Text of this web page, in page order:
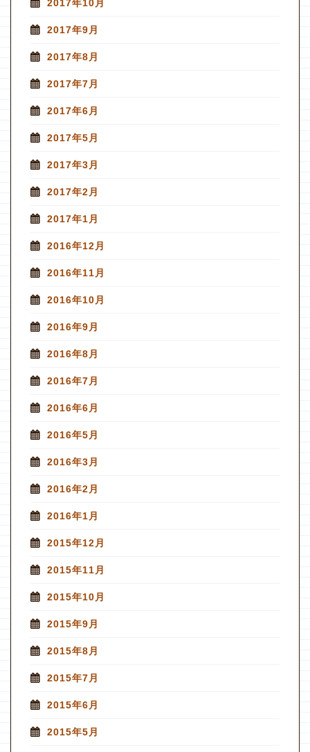
2017年10月
2017年9月
2017年8月
2017年7月
2017年6月
2017年5月
2017年3月
2017年2月
2017年1月
2016年12月
2016年11月
2016年10月
2016年9月
2016年8月
2016年7月
2016年6月
2016年5月
2016年3月
2016年2月
2016年1月
2015年12月
2015年11月
2015年10月
2015年9月
2015年8月
2015年7月
2015年6月
2015年5月